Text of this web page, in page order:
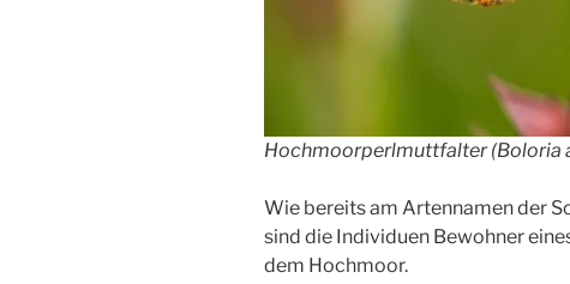
Hochmoorperlmuttfalter (Boloria
Wie bereits am Artennamen der
sind die Individuen Bewohner
dem Hochmoor.